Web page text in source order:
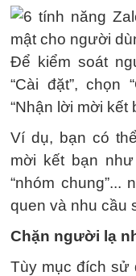
Để kiểm soát
“Cài đặt”, chọn
“Nhận lời mời kết
Ví dụ, bạn có
mời kết bạn như
“nhóm chung”...
quen và nhu cầu
Chặn người lạ
Tùy mục đích sử